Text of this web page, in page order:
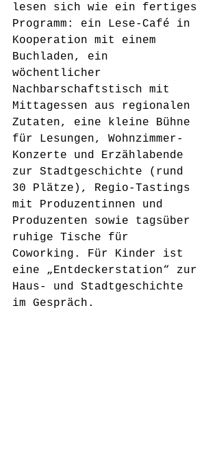
lesen sich wie ein fertiges
Programm: ein Lese-Café in
Kooperation mit einem
Buchladen, ein
wöchentlicher
Nachbarschaftstisch mit
Mittagessen aus regionalen
Zutaten, eine kleine Bühne
für Lesungen, Wohnzimmer-
Konzerte und Erzählabende
zur Stadtgeschichte (rund
30 Plätze), Regio-Tastings
mit Produzentinnen und
Produzenten sowie tagsüber
ruhige Tische für
Coworking. Für Kinder ist
eine „Entdeckerstation“ zur
Haus- und Stadtgeschichte
im Gespräch.